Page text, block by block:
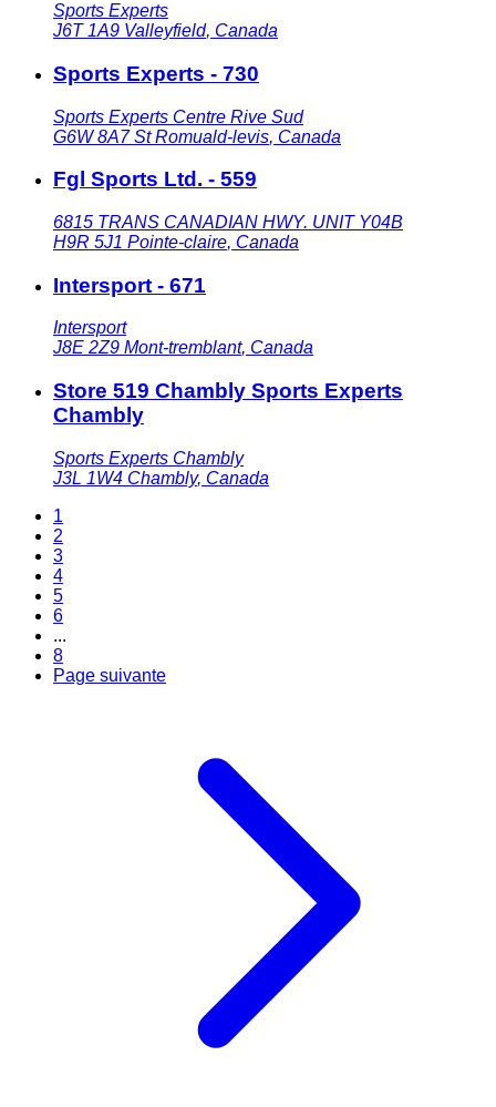
Sports Experts
J6T 1A9 Valleyfield, Canada
Sports Experts - 730
Sports Experts Centre Rive Sud
G6W 8A7 St Romuald-levis, Canada
Fgl Sports Ltd. - 559
6815 TRANS CANADIAN HWY. UNIT Y04B
H9R 5J1 Pointe-claire, Canada
Intersport - 671
Intersport
J8E 2Z9 Mont-tremblant, Canada
Store 519 Chambly Sports Experts
Chambly
Sports Experts Chambly
J3L 1W4 Chambly, Canada
1
2
3
4
5
6
...
8
Page suivante